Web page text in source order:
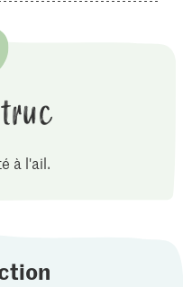
à l'ail.